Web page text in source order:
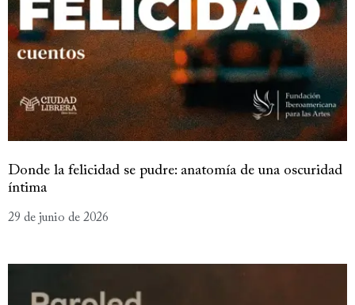
Donde la felicidad se pudre: anatomía de una oscuridad
íntima
29 de junio de 2026